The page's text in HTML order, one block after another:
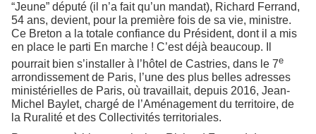
“Jeune” député (il n’a fait qu’un mandat), Richard Ferrand,
54 ans, devient, pour la première fois de sa vie, ministre.
Ce Breton a la totale confiance du Président, dont il a mis
en place le parti En marche ! C’est déjà beaucoup. Il
pourrait bien s’installer à l’hôtel de Castries, dans le 7e
arrondissement de Paris, l’une des plus belles adresses
ministérielles de Paris, où travaillait, depuis 2016, Jean-
Michel Baylet, chargé de l’Aménagement du territoire, de
la Ruralité et des Collectivités territoriales.